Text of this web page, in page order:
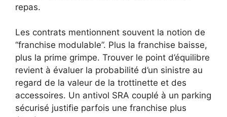
repas.
Les contrats mentionnent souvent la notion de
“franchise modulable”. Plus la franchise baisse,
plus la prime grimpe. Trouver le point d’équilibre
revient à évaluer la probabilité d’un sinistre au
regard de la valeur de la trottinette et des
accessoires. Un antivol SRA couplé à un parking
sécurisé justifie parfois une franchise plus